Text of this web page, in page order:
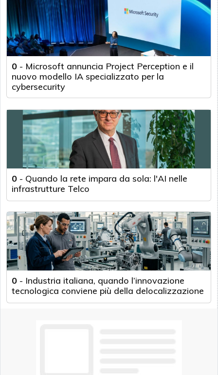
0 - Microsoft annuncia Project Perception e il
nuovo modello IA specializzato per la
cybersecurity
0 - Quando la rete impara da sola: l'AI nelle
infrastrutture Telco
0 - Industria italiana, quando l’innovazione
tecnologica conviene più della delocalizzazione